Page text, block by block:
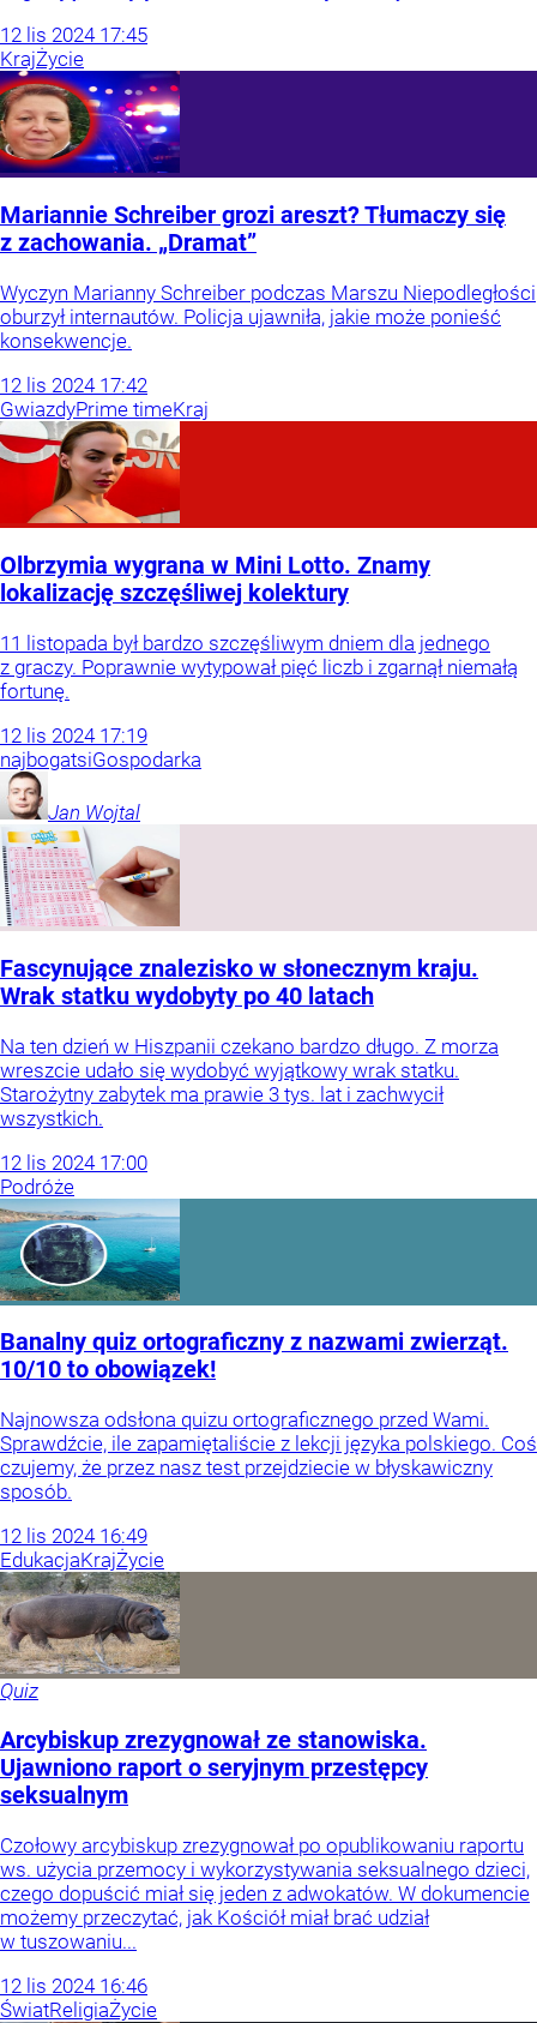
12 lis 2024 17:45
KrajŻycie
Mariannie Schreiber grozi areszt? Tłumaczy się
z zachowania. „Dramat”
Wyczyn Marianny Schreiber podczas Marszu Niepodległości
oburzył internautów. Policja ujawniła, jakie może ponieść
konsekwencje.
12 lis 2024 17:42
GwiazdyPrime timeKraj
Olbrzymia wygrana w Mini Lotto. Znamy
lokalizację szczęśliwej kolektury
11 listopada był bardzo szczęśliwym dniem dla jednego
z graczy. Poprawnie wytypował pięć liczb i zgarnął niemałą
fortunę.
12 lis 2024 17:19
najbogatsiGospodarka
Jan Wojtal
Fascynujące znalezisko w słonecznym kraju.
Wrak statku wydobyty po 40 latach
Na ten dzień w Hiszpanii czekano bardzo długo. Z morza
wreszcie udało się wydobyć wyjątkowy wrak statku.
Starożytny zabytek ma prawie 3 tys. lat i zachwycił
wszystkich.
12 lis 2024 17:00
Podróże
Banalny quiz ortograficzny z nazwami zwierząt.
10/10 to obowiązek!
Najnowsza odsłona quizu ortograficznego przed Wami.
Sprawdźcie, ile zapamiętaliście z lekcji języka polskiego. Coś
czujemy, że przez nasz test przejdziecie w błyskawiczny
sposób.
12 lis 2024 16:49
EdukacjaKrajŻycie
Quiz
Arcybiskup zrezygnował ze stanowiska.
Ujawniono raport o seryjnym przestępcy
seksualnym
Czołowy arcybiskup zrezygnował po opublikowaniu raportu
ws. użycia przemocy i wykorzystywania seksualnego dzieci,
czego dopuścić miał się jeden z adwokatów. W dokumencie
możemy przeczytać, jak Kościół miał brać udział
w tuszowaniu...
12 lis 2024 16:46
ŚwiatReligiaŻycie